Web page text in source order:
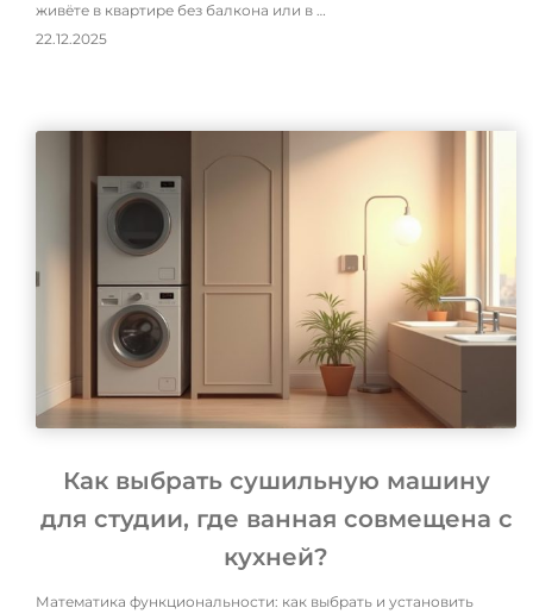
живёте в квартире без балкона или в …
22.12.2025
Как выбрать сушильную машину
для студии, где ванная совмещена с
кухней?
Математика функциональности: как выбрать и установить